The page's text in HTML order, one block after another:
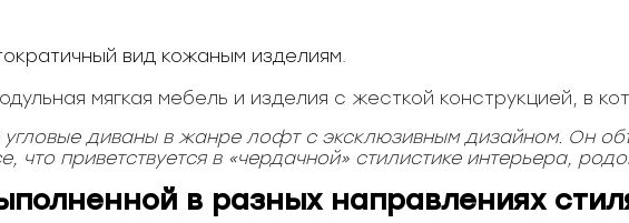
вид кожаным изделиям.
мягкая мебель и изделия с жесткой конструкцией, в
угловые диваны в жанре лофт с эксклюзивным дизайном. Он
что приветствуется в «чердачной» стилистике интерьера,
в разных направлениях